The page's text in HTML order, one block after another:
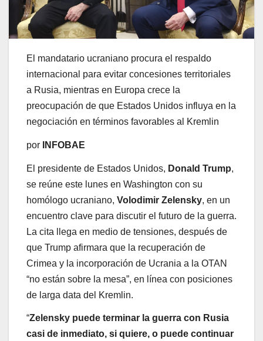
El mandatario ucraniano procura el respaldo
internacional para evitar concesiones territoriales
a Rusia, mientras en Europa crece la
preocupación de que Estados Unidos influya en la
negociación en términos favorables al Kremlin
por INFOBAE
El presidente de Estados Unidos, Donald Trump,
se reúne este lunes en Washington con su
homólogo ucraniano, Volodimir Zelensky, en un
encuentro clave para discutir el futuro de la guerra.
La cita llega en medio de tensiones, después de
que Trump afirmara que la recuperación de
Crimea y la incorporación de Ucrania a la OTAN
“no están sobre la mesa”, en línea con posiciones
de larga data del Kremlin.
“Zelensky puede terminar la guerra con Rusia
casi de inmediato, si quiere, o puede continuar